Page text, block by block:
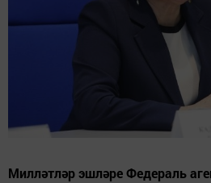
Милләтләр эшләре Федераль